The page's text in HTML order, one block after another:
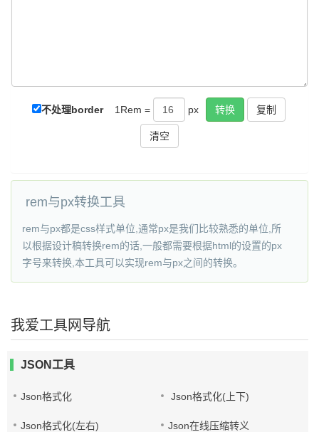
不处理border 1Rem = px 复制
rem与px转换工具
rem与px都是css样式单位,通常px是我们比较熟悉的单位,所
以根据设计稿转换rem的话,一般都需要根据html的设置的px
字号来转换,本工具可以实现rem与px之间的转换。
我爱工具网导航
JSON工具
Json格式化 Json格式化(上下)
Json格式化(左右) Json在线压缩转义